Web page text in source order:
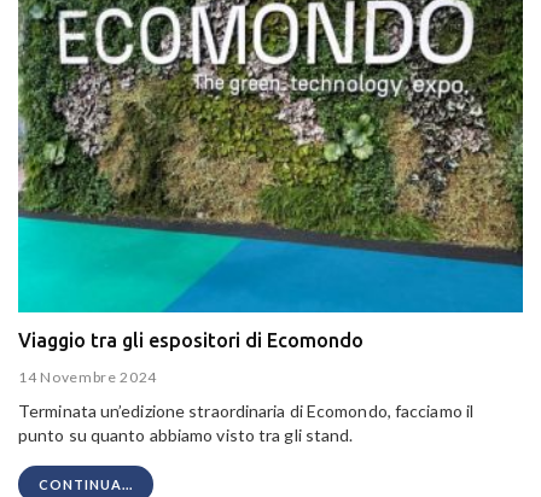
Viaggio tra gli espositori di Ecomondo
14 Novembre 2024
Terminata un’edizione straordinaria di Ecomondo, facciamo il
punto su quanto abbiamo visto tra gli stand.
CONTINUA...